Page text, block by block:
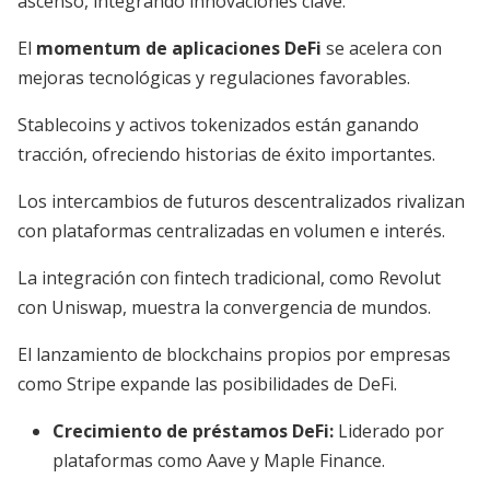
El momentum de aplicaciones DeFi se acelera con
mejoras tecnológicas y regulaciones favorables.
Stablecoins y activos tokenizados están ganando
tracción, ofreciendo historias de éxito importantes.
Los intercambios de futuros descentralizados rivalizan
con plataformas centralizadas en volumen e interés.
La integración con fintech tradicional, como Revolut
con Uniswap, muestra la convergencia de mundos.
El lanzamiento de blockchains propios por empresas
como Stripe expande las posibilidades de DeFi.
Crecimiento de préstamos DeFi: Liderado por
plataformas como Aave y Maple Finance.